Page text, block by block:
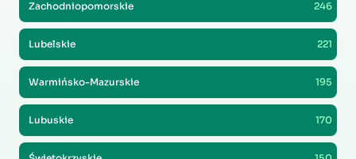
Zachodniopomorskie 246
Lubelskie 221
Warmińsko-Mazurskie 195
Lubuskie 170